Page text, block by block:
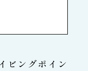
ビングポイン